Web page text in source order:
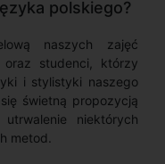
polskiego?
naszych zajęć
oraz studenci, którzy
i stylistyki naszego
świetną propozycją
niektórych
metod.